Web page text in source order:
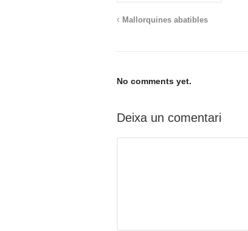
Mallorquines abatibles
No comments yet.
Deixa un comentari